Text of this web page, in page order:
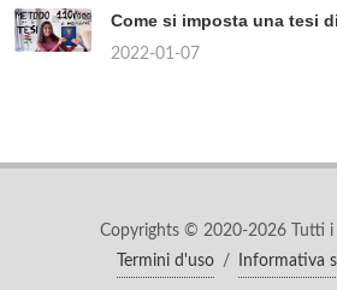
Come si imposta una tesi
2022-01-07
Copyrights © 2020-2026 Tutti
Termini d'uso
/ Informativa